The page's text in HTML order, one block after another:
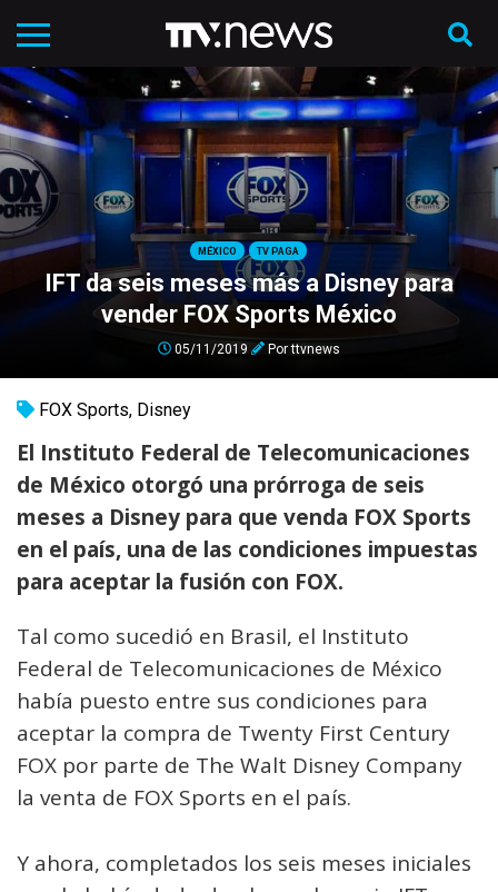
MÉXICO TV PAGA
IFT da seis meses más a Disney para
vender FOX Sports México
05/11/2019 Porttvnews
FOX Sports, Disney
El Instituto Federal de Telecomunicaciones
de México otorgó una prórroga de seis
meses a Disney para que venda FOX Sports
en el país, una de las condiciones impuestas
para aceptar la fusión con FOX.
Tal como sucedió en Brasil, el Instituto
Federal de Telecomunicaciones de México
había puesto entre sus condiciones para
aceptar la compra de Twenty First Century
FOX por parte de The Walt Disney Company
la venta de FOX Sports en el país.
Y ahora, completados los seis meses iniciales